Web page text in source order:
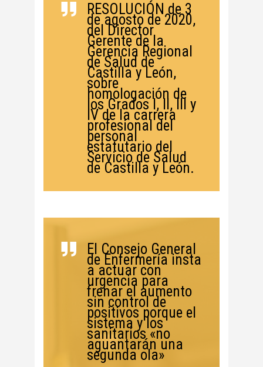
RESOLUCIÓN de 3
de agosto de 2020,
del Director
Gerente de la
Gerencia Regional
de Salud de
Castilla y León,
sobre
homologación de
los Grados I, II, III y
IV de la carrera
profesional del
personal
estatutario del
Servicio de Salud
de Castilla y León.
El Consejo General
de Enfermería insta
a actuar con
urgencia para
frenar el aumento
sin control de
positivos porque el
sistema y los
sanitarios «no
aguantarán una
segunda ola»